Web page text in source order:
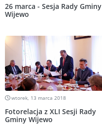
26 marca - Sesja Rady Gminy
Wijewo
wtorek, 13 marca 2018
Fotorelacja z XLI Sesji Rady
Gminy Wijewo